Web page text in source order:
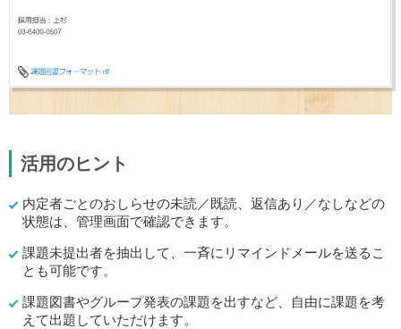
活用のヒント
内定者ごとのおしらせの未読／既読、返信あり／なしなどの
状態は、管理画面で確認できます。
課題未提出者を抽出して、一斉にリマインドメールを送るこ
とも可能です。
課題図書やグループ発表の課題を出すなど、自由に課題を考
えて出題していただけます。